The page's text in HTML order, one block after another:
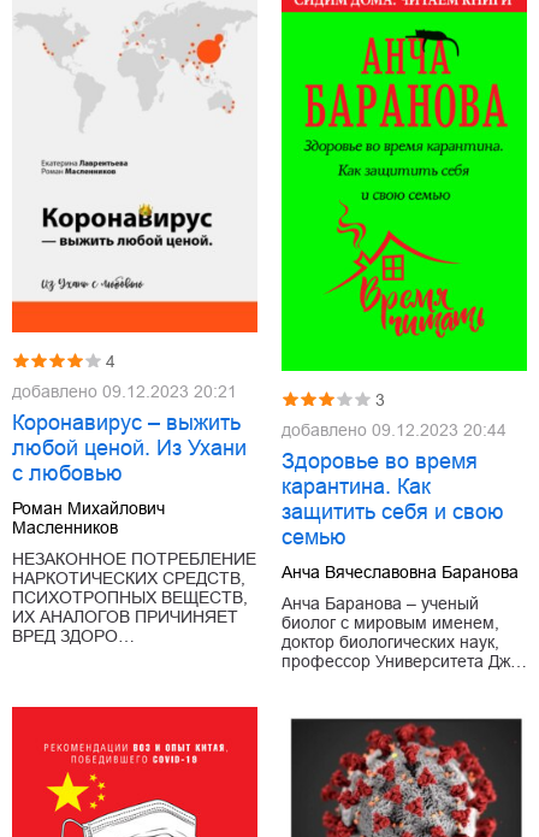
4
добавлено 09.12.2023 20:21
Коронавирус – выжить
любой ценой. Из Ухани
с любовью
Роман Михайлович
Масленников
НЕЗАКОННОЕ ПОТРЕБЛЕНИЕ
НАРКОТИЧЕСКИХ СРЕДСТВ,
ПСИХОТРОПНЫХ ВЕЩЕСТВ,
ИХ АНАЛОГОВ ПРИЧИНЯЕТ
ВРЕД ЗДОРО…
3
добавлено 09.12.2023 20:44
Здоровье во время
карантина. Как
защитить себя и свою
семью
Анча Вячеславовна Баранова
Анча Баранова – ученый
биолог с мировым именем,
доктор биологических наук,
профессор Университета Дж…